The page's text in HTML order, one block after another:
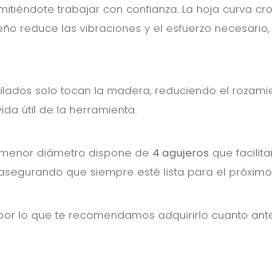
trabajar con confianza. La hoja curva
reduce las vibraciones y el esfuerzo
solo tocan la madera, reduciendo el
útil de la herramienta.
diámetro dispone de 4 agujeros que
que siempre esté lista para el
lo que te recomendamos adquirirlo cuanto